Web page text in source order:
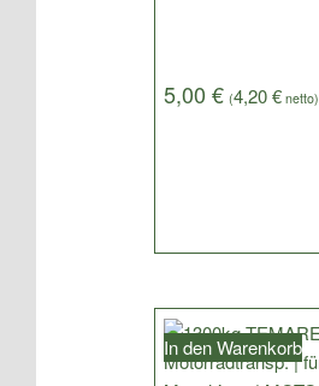
5,00€ (4,20€ netto)
In den Warenkorb